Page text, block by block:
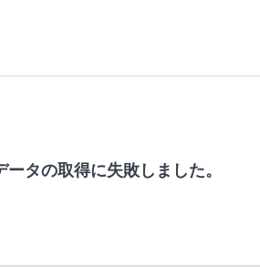
ータの取得に失敗しました。